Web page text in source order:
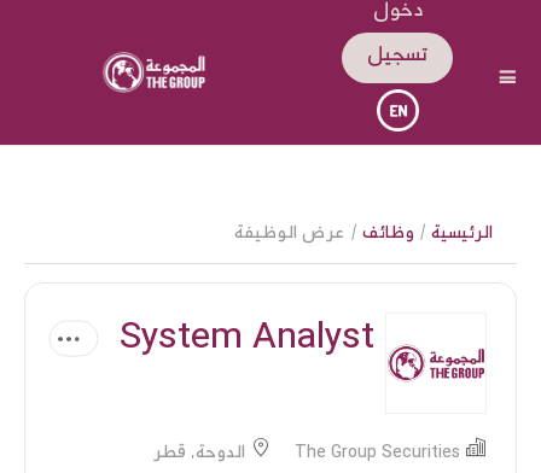
دخول
تسجيل
الرئيسية/ وظائف/ عرض الوظيفة
System Analyst
The Group Securities
الدوحة, قطر